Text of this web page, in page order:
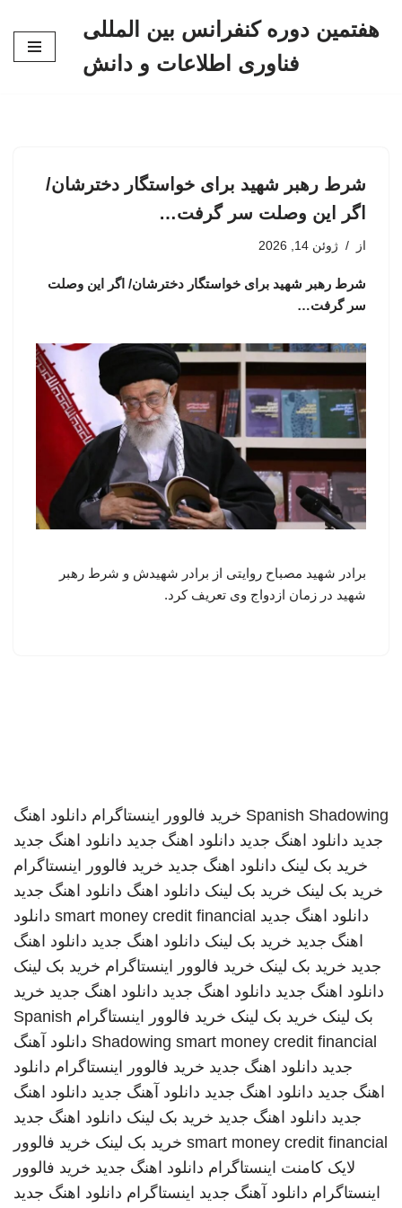
هفتمین دوره کنفرانس بین المللی
فناوری اطلاعات و دانش
شرط رهبر شهید برای خواستگار دخترشان/
اگر این وصلت سر گرفت…
از ژوئن 14, 2026
شرط رهبر شهید برای خواستگار دخترشان/ اگر این وصلت
سر گرفت…
برادر شهید مصباح روایتی از برادر شهیدش و شرط رهبر
شهید در زمان ازدواج وی تعریف کرد.
Spanish Shadowing خرید فالوور اینستاگرام دانلود اهنگ
جدید دانلود اهنگ جدید دانلود اهنگ جدید دانلود اهنگ جدید
خرید بک لینک دانلود اهنگ جدید خرید فالوور اینستاگرام
خرید بک لینک خرید بک لینک دانلود اهنگ دانلود اهنگ جدید
دانلود اهنگ جدید smart money credit financial دانلود
اهنگ جدید خرید بک لینک دانلود اهنگ جدید دانلود اهنگ
جدید خرید بک لینک خرید فالوور اینستاگرام خرید بک لینک
دانلود اهنگ جدید دانلود اهنگ جدید دانلود اهنگ جدید خرید
بک لینک خرید بک لینک خرید فالوور اینستاگرام Spanish
Shadowing smart money credit financial
دانلود آهنگ
جدید دانلود اهنگ جدید خرید فالوور اینستاگرام دانلود
اهنگ جدید دانلود اهنگ جدید دانلود آهنگ جدید دانلود اهنگ
جدید دانلود اهنگ جدید خرید بک لینک دانلود اهنگ جدید
smart money credit financial خرید بک لینک خرید فالوور
لایک کامنت اینستاگرام دانلود اهنگ جدید خرید فالوور
اینستاگرام دانلود آهنگ جدید اینستاگرام دانلود اهنگ جدید